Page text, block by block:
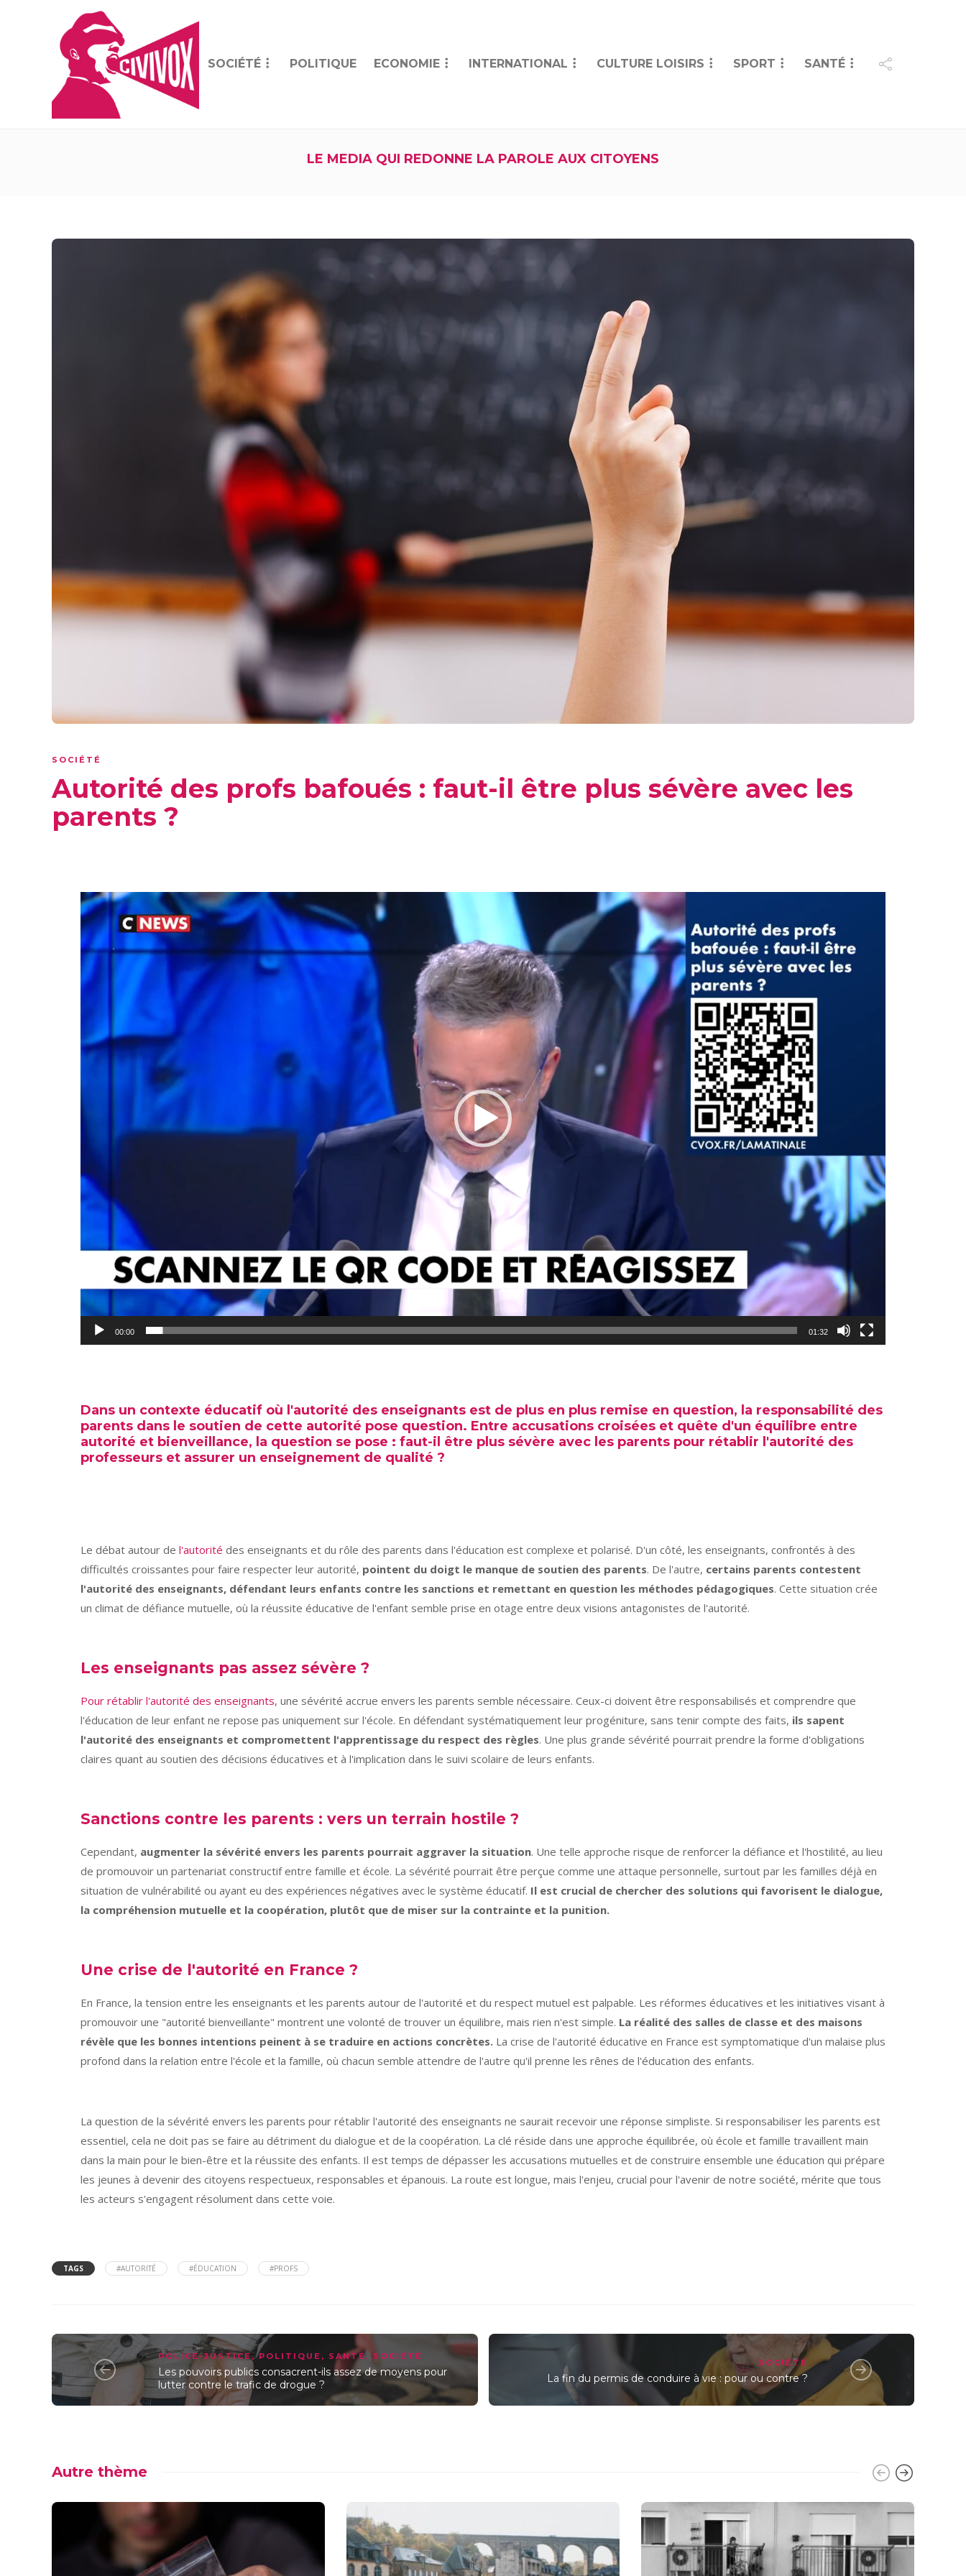
SOCIÉTÉ POLITIQUE ECONOMIE INTERNATIONAL CULTURE LOISIRS SPORT SANTÉ
LE MEDIA QUI REDONNE LA PAROLE AUX CITOYENS
SOCIÉTÉ
Autorité des profs bafoués : faut-il être plus sévère avec les
parents ?
Lecteur
vidéo
00:00 01:32
Dans un contexte éducatif où l'autorité des enseignants est de plus en plus remise en question, la responsabilité des
parents dans le soutien de cette autorité pose question. Entre accusations croisées et quête d'un équilibre entre
autorité et bienveillance, la question se pose : faut-il être plus sévère avec les parents pour rétablir l'autorité des
professeurs et assurer un enseignement de qualité ?
Le débat autour de l'autorité des enseignants et du rôle des parents dans l'éducation est complexe et polarisé. D'un côté, les enseignants, confrontés à des
difficultés croissantes pour faire respecter leur autorité, pointent du doigt le manque de soutien des parents. De l'autre, certains parents contestent
l'autorité des enseignants, défendant leurs enfants contre les sanctions et remettant en question les méthodes pédagogiques. Cette situation crée
un climat de défiance mutuelle, où la réussite éducative de l'enfant semble prise en otage entre deux visions antagonistes de l'autorité.
Les enseignants pas assez sévère ?
Pour rétablir l'autorité des enseignants, une sévérité accrue envers les parents semble nécessaire. Ceux-ci doivent être responsabilisés et comprendre que
l'éducation de leur enfant ne repose pas uniquement sur l'école. En défendant systématiquement leur progéniture, sans tenir compte des faits, ils sapent
l'autorité des enseignants et compromettent l'apprentissage du respect des règles. Une plus grande sévérité pourrait prendre la forme d'obligations
claires quant au soutien des décisions éducatives et à l'implication dans le suivi scolaire de leurs enfants.
Sanctions contre les parents : vers un terrain hostile ?
Cependant, augmenter la sévérité envers les parents pourrait aggraver la situation. Une telle approche risque de renforcer la défiance et l'hostilité, au lieu
de promouvoir un partenariat constructif entre famille et école. La sévérité pourrait être perçue comme une attaque personnelle, surtout par les familles déjà en
situation de vulnérabilité ou ayant eu des expériences négatives avec le système éducatif. Il est crucial de chercher des solutions qui favorisent le dialogue,
la compréhension mutuelle et la coopération, plutôt que de miser sur la contrainte et la punition.
Une crise de l'autorité en France ?
En France, la tension entre les enseignants et les parents autour de l'autorité et du respect mutuel est palpable. Les réformes éducatives et les initiatives visant à
promouvoir une "autorité bienveillante" montrent une volonté de trouver un équilibre, mais rien n'est simple. La réalité des salles de classe et des maisons
révèle que les bonnes intentions peinent à se traduire en actions concrètes. La crise de l'autorité éducative en France est symptomatique d'un malaise plus
profond dans la relation entre l'école et la famille, où chacun semble attendre de l'autre qu'il prenne les rênes de l'éducation des enfants.
La question de la sévérité envers les parents pour rétablir l'autorité des enseignants ne saurait recevoir une réponse simpliste. Si responsabiliser les parents est
essentiel, cela ne doit pas se faire au détriment du dialogue et de la coopération. La clé réside dans une approche équilibrée, où école et famille travaillent main
dans la main pour le bien-être et la réussite des enfants. Il est temps de dépasser les accusations mutuelles et de construire ensemble une éducation qui prépare
les jeunes à devenir des citoyens respectueux, responsables et épanouis. La route est longue, mais l'enjeu, crucial pour l'avenir de notre société, mérite que tous
les acteurs s'engagent résolument dans cette voie.
TAGS #AUTORITÉ #ÉDUCATION #PROFS
POLICE-JUSTICE ,POLITIQUE , SANTÉ, SOCIÉTÉ
Les pouvoirs publics consacrent-ils assez de moyens pour
lutter contre le trafic de drogue ?
SOCIÉTÉ
La fin du permis de conduire à vie : pour ou contre ?
Autre thème